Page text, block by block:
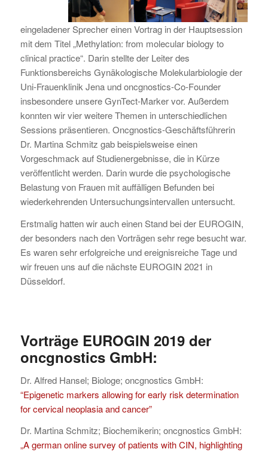
eingeladener Sprecher einen Vortrag in der Hauptsession
mit dem Titel „Methylation: from molecular biology to
clinical practice“. Darin stellte der Leiter des
Funktionsbereichs Gynäkologische Molekularbiologie der
Uni-Frauenklinik Jena und oncgnostics-Co-Founder
insbesondere unsere GynTect-Marker vor. Außerdem
konnten wir vier weitere Themen in unterschiedlichen
Sessions präsentieren. Oncgnostics-Geschäftsführerin
Dr. Martina Schmitz gab beispielsweise einen
Vorgeschmack auf Studienergebnisse, die in Kürze
veröffentlicht werden. Darin wurde die psychologische
Belastung von Frauen mit auffälligen Befunden bei
wiederkehrenden Untersuchungsintervallen untersucht.
Erstmalig hatten wir auch einen Stand bei der EUROGIN,
der besonders nach den Vorträgen sehr rege besucht war.
Es waren sehr erfolgreiche und ereignisreiche Tage und
wir freuen uns auf die nächste EUROGIN 2021 in
Düsseldorf.
Vorträge EUROGIN 2019 der
oncgnostics GmbH:
Dr. Alfred Hansel; Biologe; oncgnostics GmbH:
“Epigenetic markers allowing for early risk determination
for cervical neoplasia and cancer”
Dr. Martina Schmitz; Biochemikerin; oncgnostics GmbH:
„A german online survey of patients with CIN, highlighting